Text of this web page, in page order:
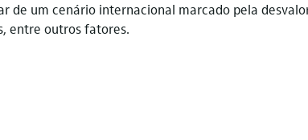
de um cenário internacional marcado pela
entre outros fatores.